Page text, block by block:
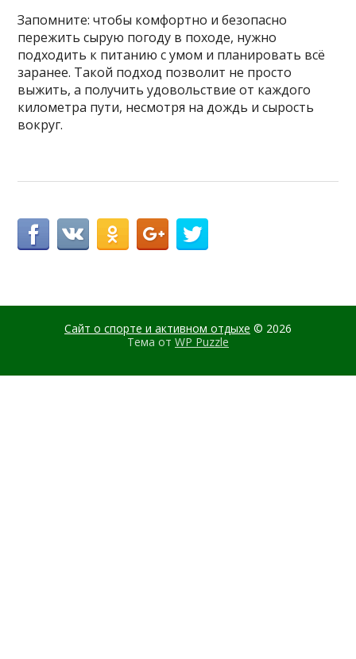
Запомните: чтобы комфортно и безопасно
пережить сырую погоду в походе, нужно
подходить к питанию с умом и планировать всё
заранее. Такой подход позволит не просто
выжить, а получить удовольствие от каждого
километра пути, несмотря на дождь и сырость
вокруг.
Сайт о спорте и активном отдыхе © 2026
Тема от WP Puzzle